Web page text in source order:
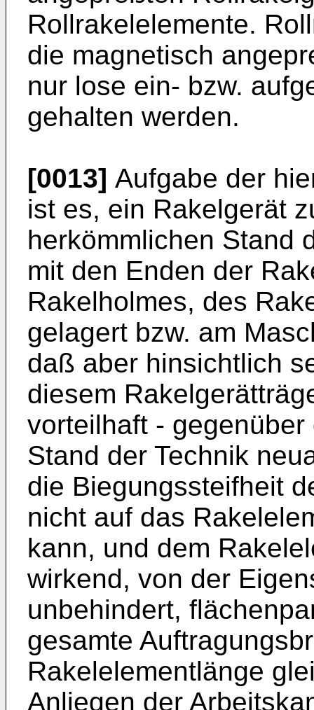
Rollrakelelemente.
die magnetisch
nur lose ein- bzw.
gehalten werden.
[0013] Aufgabe der
ist es, ein Rakelgerät
herkömmlichen Stand
mit den Enden der
Rakelholmes, des
gelagert bzw. am
daß aber hinsichtlich
diesem
vorteilhaft -
Stand der Technik
die Biegungssteifheit
nicht auf das
kann, und dem
wirkend, von der
unbehindert,
gesamte
Rakelelementlänge
Anliegen der